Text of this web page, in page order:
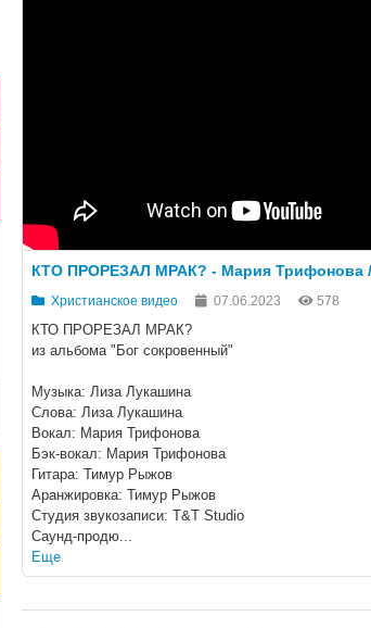
КТО ПРОРЕЗАЛ МРАК? - Мария Трифонова /
Христианское видео 07.06.2023 578
КТО ПРОРЕЗАЛ МРАК?
из альбома "Бог сокровенный"
Музыка: Лиза Лукашина
Слова: Лиза Лукашина
Вокал: Мария Трифонова
Бэк-вокал: Мария Трифонова
Гитара: Тимур Рыжов
Аранжировка: Тимур Рыжов
Студия звукозаписи: Т&Т Studio
Саунд-продю...
Еще